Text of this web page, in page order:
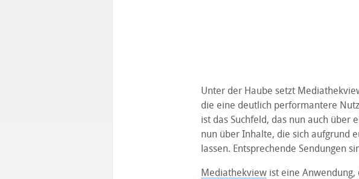
Unter der Haube setzt
die eine deutlich performantere
ist das Suchfeld, das nun auch über
nun über Inhalte, die sich aufgrund
lassen. Entsprechende Sendungen
Mediathekviewist eine Anwendung,